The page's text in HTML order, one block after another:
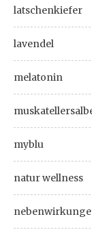
latschenkiefer
lavendel
melatonin
myblu
natur wellness